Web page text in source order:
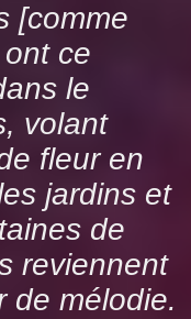
[comme
ce
le
volant
fleur en
jardins et
de
reviennent
de mélodie.